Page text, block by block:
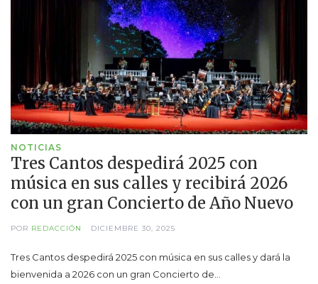
NOTICIAS
Tres Cantos despedirá 2025 con
música en sus calles y recibirá 2026
con un gran Concierto de Año Nuevo
POR REDACCIÓN DICIEMBRE 30, 2025
Tres Cantos despedirá 2025 con música en sus calles y dará la
bienvenida a 2026 con un gran Concierto de…